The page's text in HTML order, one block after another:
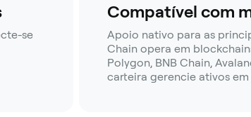
se
Compatível com
Apoio nativo para as
Chain opera em
Polygon, BNB Chain,
carteira gerencie ativos em